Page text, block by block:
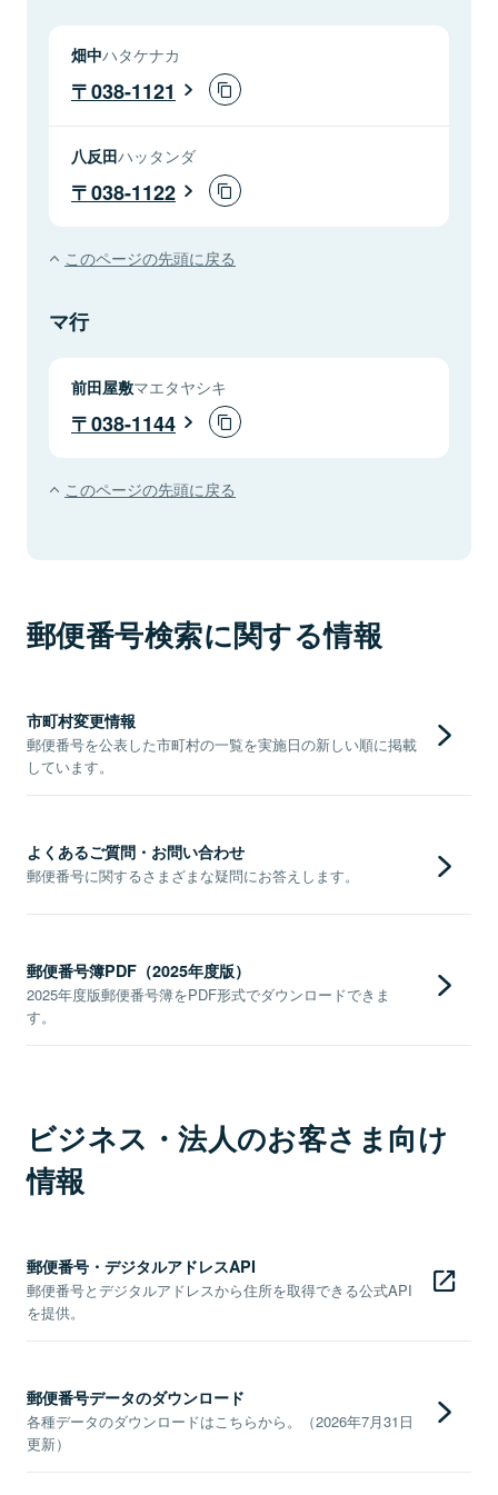
畑中ハタケナカ
038-1121
八反田ハッタンダ
038-1122
このページの先頭に戻る
マ行
前田屋敷マエタヤシキ
038-1144
このページの先頭に戻る
郵便番号検索に関する情報
市町村変更情報
郵便番号を公表した市町村の一覧を実施日の新しい順に掲載
しています。
よくあるご質問・お問い合わせ
郵便番号に関するさまざまな疑問にお答えします。
郵便番号簿PDF（2025年度版）
2025年度版郵便番号簿をPDF形式でダウンロードできま
す。
ビジネス・法人のお客さま向け
情報
郵便番号・デジタルアドレスAPI
郵便番号とデジタルアドレスから住所を取得できる公式API
を提供。
郵便番号データのダウンロード
各種データのダウンロードはこちらから。（2026年7月31日
更新）